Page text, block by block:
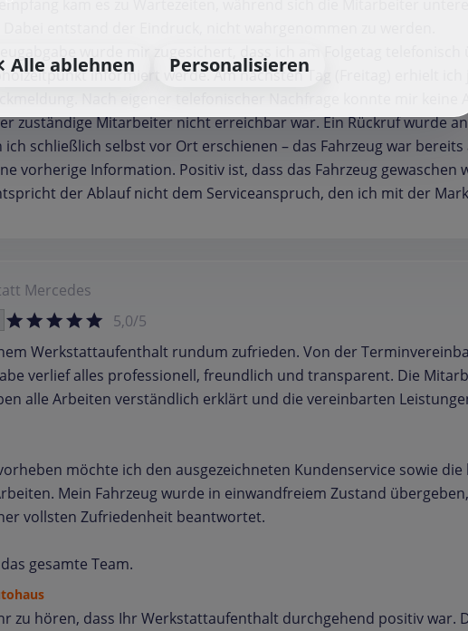
kam es zu Wartezeiten, während sich die Mitarbeiter
entstand der Eindruck, nicht wahrgenommen zu werden.
wurde mir zugesichert, dass ich am Folgetag
informiert werde. Am nächsten Tag (Freitag) erhielt ich
Nach eigener telefonischer Nachfrage konnte mir keine
zuständige Mitarbeiter nicht erreichbar war. Ein Rückruf wurde
ich schließlich selbst vor Ort erschienen – das Fahrzeug war
vorherige Information. Positiv ist, dass das Fahrzeug gewaschen
der Ablauf nicht dem Serviceanspruch, den ich mit der
Mercedes
5,0/5
Werkstattaufenthalt rundum zufrieden. Von der
verlief alles professionell, freundlich und transparent. Die
alle Arbeiten verständlich erklärt und die vereinbarten
möchte ich den ausgezeichneten Kundenservice sowie
Mein Fahrzeug wurde in einwandfreiem Zustand
vollsten Zufriedenheit beantwortet.
gesamte Team.
zu hören, dass Ihr Werkstattaufenthalt durchgehend positiv war.
Alle ablehnen Personalisieren